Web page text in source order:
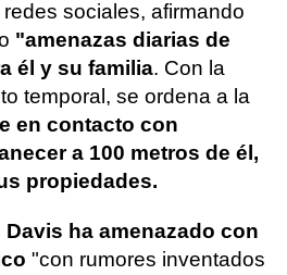
sociales, afirmando
"amenazas diarias de
él y su familia. Con la
temporal, se ordena a la
en contacto con
a 100 metros de él,
propiedades.
ha amenazado con
"con rumores inventados